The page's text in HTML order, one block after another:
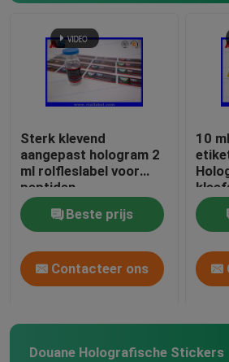
Sterk klevend
aangepast hologram 2
ml rolfleslabel voor
peptiden
Beste prijs
Contacteer ons
10
Douane Holografische Stickers